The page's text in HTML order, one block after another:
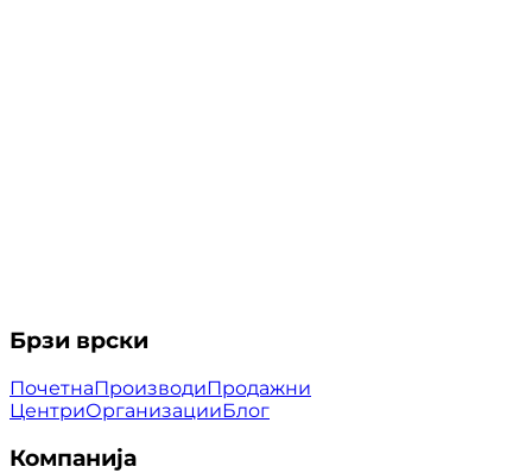
Брзи врски
ПочетнаПроизводиПродажни
ЦентриОрганизацииБлог
Компанија